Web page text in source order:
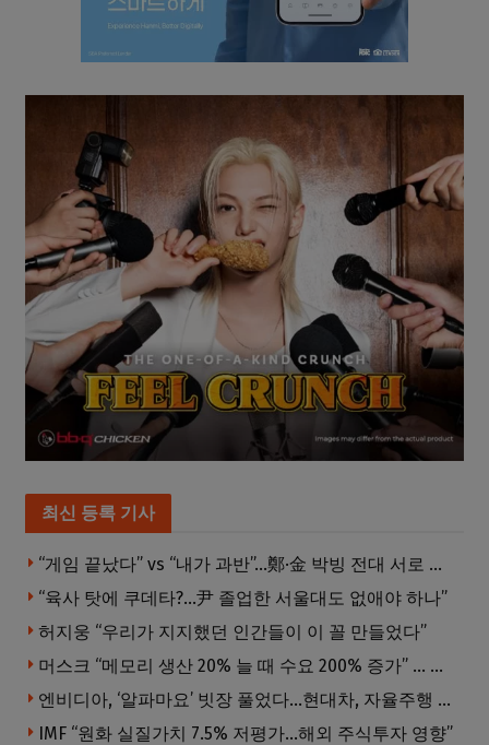
최신 등록 기사
“게임 끝났다” vs “내가 과반”…鄭·金 박빙 전대 서로 우위 주장
“육사 탓에 쿠데타?…尹 졸업한 서울대도 없애야 하나”
허지웅 “우리가 지지했던 인간들이 이 꼴 만들었다”
머스크 “메모리 생산 20% 늘 때 수요 200% 증가” … 반도체 매출 1조달러 눈 앞
엔비디아, ‘알파마요’ 빗장 풀었다…현대차, 자율주행 속도내나
IMF “원화 실질가치 7.5% 저평가…해외 주식투자 영향”